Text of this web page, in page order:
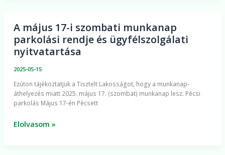
A május 17-i szombati munkanap
parkolási rendje és ügyfélszolgálati
nyitvatartása
2025-05-15
Ezúton tájékoztatjuk a Tisztelt Lakosságot, hogy a munkanap-
áthelyezés miatt 2025. május 17. (szombat) munkanap lesz. Pécsi
parkolás Május 17-én Pécsett
A
május
17-
munkanap
parkolási
és
Elolvasom »